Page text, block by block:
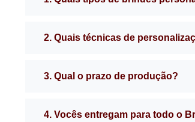
2. Quais técnicas de
3. Qual o prazo de produção?
4. Vocês entregam para todo o